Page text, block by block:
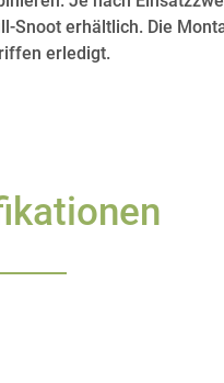
Snoot erhältlich. Die
erledigt.